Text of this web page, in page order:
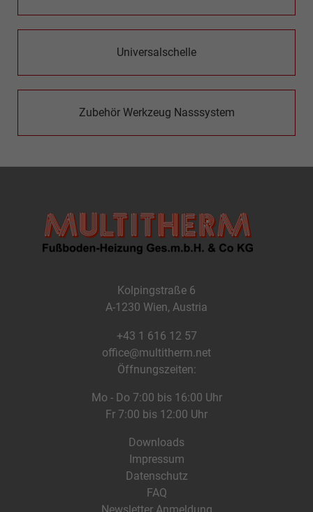
Universalschelle
Zubehör Werkzeug Nasssystem
Kolpingstraße 6
A-1230 Wien, Austria
+43 1 616 12 57
office@multitherm.net
Öffnungszeiten:
Mo - Do 7:00 bis 16:00 Uhr
Fr 7:00 bis 12:00 Uhr
Downloads
Impressum
Datenschutz
FAQ